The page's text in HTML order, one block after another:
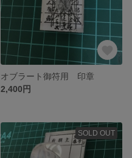
オブラート御符用 印章
2,400円
SOLD OUT